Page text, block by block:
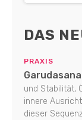
DAS
PRAXIS
und Stabilität,
innere
dieser